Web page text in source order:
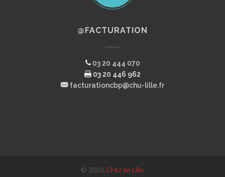
@FACTURATION
03 20 444 070
03 20 446 962
facturationcbp@chu-lille.fr
© 2026CHU de Lille